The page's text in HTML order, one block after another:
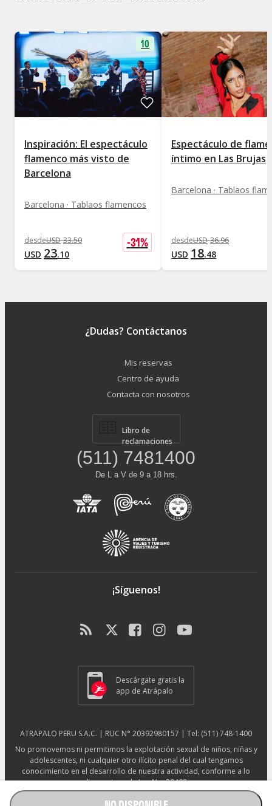
10
Inspiración: El espectáculo
flamenco más visto de
Barcelona
Barcelona · Tablaos flamencos
desdeUSD 33.50
USD 23.10
-31%
Espectáculo de
íntimo en Las Brujas
Barcelona · Tablaos
desdeUSD 36.96
USD 18.48
¿Dudas? Contáctanos
Mis reservas
Centro de ayuda
Contacta con nosotros
Libro de
reclamaciones
(511) 7481400
De L a V de 9 a 18 hrs.
¡Síguenos!
Descárgate gratis la
app de Atrápalo
ATRAPALO PERU S.A.C. | RUC N° 20392980157 | Tel: (511) 748-1400
No promovemos ni permitimos la explotación sexual de niños, niñas y
adolescentes, ni cualquier otro ilícito penal del cual tengamos
conocimiento en el desarrollo de nuestra actividad, conforme a lo
dispuesto en la Ley No. 29408.
Más información sobre protección ESNNA.Ver afiche ESNNA.